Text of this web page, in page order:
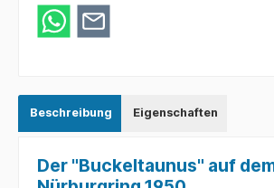
Beschreibung Eigenschaften
Der "Buckeltaunus" auf